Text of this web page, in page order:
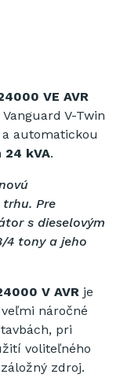
VE AVR
V-Twin
automatickou
24 kVA.
trhu. Pre
s dieselovým
4 tony a jeho
V AVR je
náročné
pri
voliteľného
zdroj.